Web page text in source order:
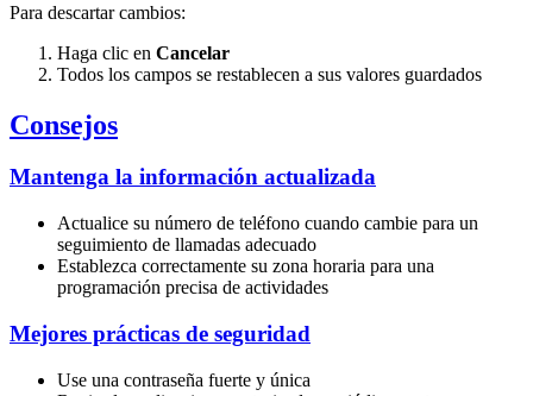
Para descartar cambios:
Haga clic en Cancelar
Todos los campos se restablecen a sus valores guardados
Consejos
Mantenga la información actualizada
Actualice su número de teléfono cuando cambie para un
seguimiento de llamadas adecuado
Establezca correctamente su zona horaria para una
programación precisa de actividades
Mejores prácticas de seguridad
Use una contraseña fuerte y única